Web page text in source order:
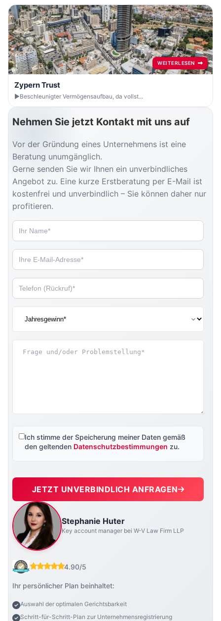
WEITERLESEN
Zypern Trust
►Beschleunigter Vermögensaufbau, da vollst...
Nehmen Sie jetzt Kontakt mit uns auf
Vor der Gründung eines Unternehmens ist eine
Beratung unumgänglich.
Gerne senden Sie wir Ihnen ein unverbindliches
Angebot zu. Eine kurze Erstberatung per E-Mail ist
kostenfrei und unverbindlich – Sie können daher nur
profitieren.
Ich stimme der Speicherung meiner Daten gemäß
den geltenden Datenschutzbestimmungen zu.
JETZT UNVERBINDLICH ANFRAGEN
Stephanie Huter
Key account manager bei W-V Law Firm LLP
4.90/5
Ihr persönlicher Plan beinhaltet:
Auswahl der optimalen Gerichtsbarkeit
Schritt-für-Schritt-Plan zur Unternehmensregistrierung